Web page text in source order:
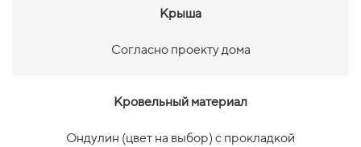
Крыша
Согласно проекту дома
Кровельный материал
Ондулин (цвет на выбор) с прокладкой